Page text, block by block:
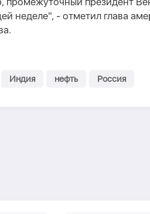
неделе", - отметил глава
Индия нефть Россия